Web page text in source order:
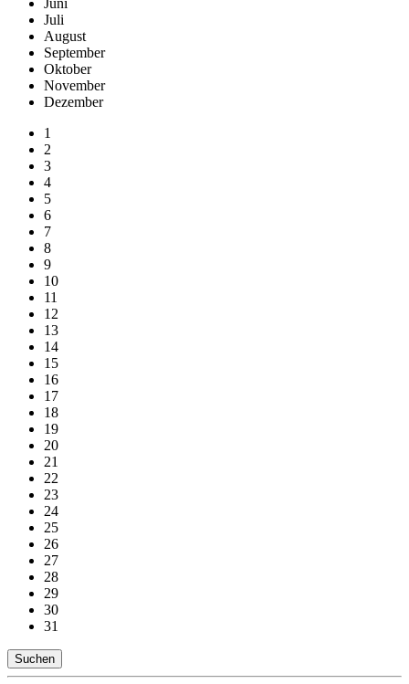
Juli
August
September
Oktober
November
Dezember
1
2
3
4
5
6
7
8
9
10
11
12
13
14
15
16
17
18
19
20
21
22
23
24
25
26
27
28
29
30
31
Suchen